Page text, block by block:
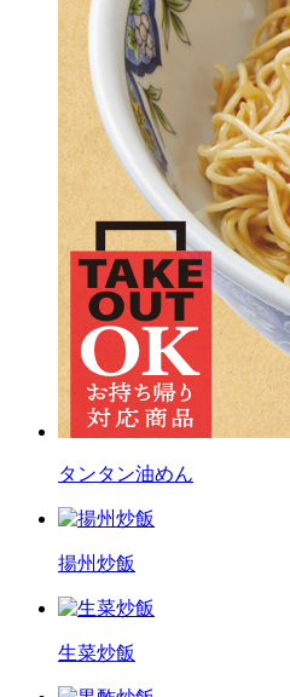
タンタン油めん
揚州炒飯
生菜炒飯